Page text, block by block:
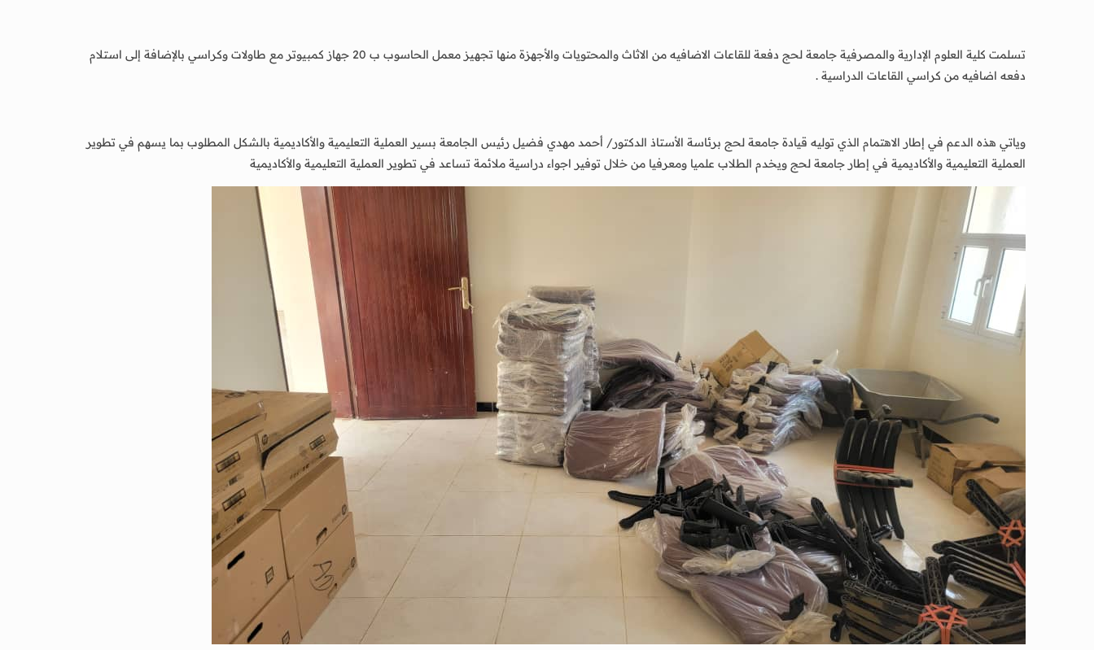
تسلمت كلية العلوم الإدارية والمصرفية جامعة لحج دفعة للقاعات الاضافيه من الاثاث والمحتويات والأجهزة منها تجهيز معمل الحاسوب ب 20 جهاز كمبيوتر مع طاولات وكراسي بالإضافة إلى استلام
دفعه اضافيه من كراسي القاعات الدراسية .
وياتي هذه الدعم في إطار الاهتمام الذي توليه قيادة جامعة لحج برئاسة الأستاذ الدكتور/ أحمد مهدي فضيل رئيس الجامعة بسير العملية التعليمية والأكاديمية بالشكل المطلوب بما يسهم في تطوير
العملية التعليمية والأكاديمية في إطار جامعة لحج ويخدم الطلاب علميا ومعرفيا من خلال توفير اجواء دراسية ملائمة تساعد في تطوير العملية التعليمية والأكاديمية